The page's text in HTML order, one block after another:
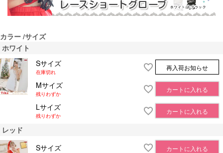
カラー サイズ
ホワイト
Sサイズ
在庫切れ
再入荷お知らせ
Mサイズ
残りわずか
カートに入れる
Lサイズ
残りわずか
カートに入れる
レッド
Sサイズ
カートに入れる